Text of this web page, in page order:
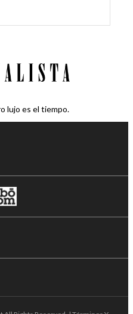
lujo es el tiempo.